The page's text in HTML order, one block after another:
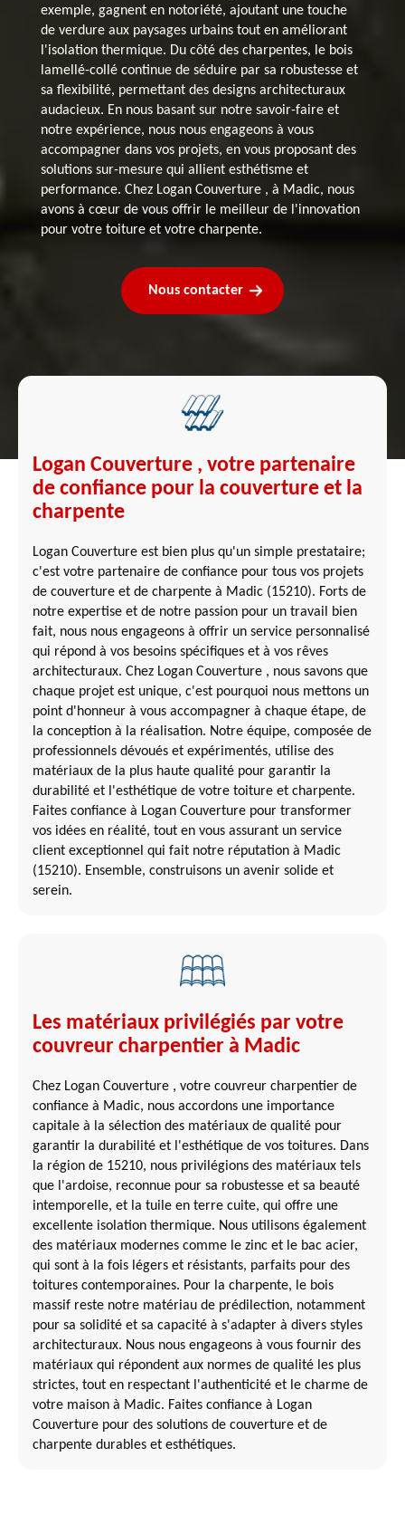
exemple, gagnent en notoriété, ajoutant une touche
de verdure aux paysages urbains tout en améliorant
l'isolation thermique. Du côté des charpentes, le bois
lamellé-collé continue de séduire par sa robustesse et
sa flexibilité, permettant des designs architecturaux
audacieux. En nous basant sur notre savoir-faire et
notre expérience, nous nous engageons à vous
accompagner dans vos projets, en vous proposant des
solutions sur-mesure qui allient esthétisme et
performance. Chez Logan Couverture , à Madic, nous
avons à cœur de vous offrir le meilleur de l'innovation
pour votre toiture et votre charpente.
Nous contacter
Logan Couverture , votre partenaire
de confiance pour la couverture et la
charpente
Logan Couverture est bien plus qu'un simple prestataire;
c'est votre partenaire de confiance pour tous vos projets
de couverture et de charpente à Madic (15210). Forts de
notre expertise et de notre passion pour un travail bien
fait, nous nous engageons à offrir un service personnalisé
qui répond à vos besoins spécifiques et à vos rêves
architecturaux. Chez Logan Couverture , nous savons que
chaque projet est unique, c'est pourquoi nous mettons un
point d'honneur à vous accompagner à chaque étape, de
la conception à la réalisation. Notre équipe, composée de
professionnels dévoués et expérimentés, utilise des
matériaux de la plus haute qualité pour garantir la
durabilité et l'esthétique de votre toiture et charpente.
Faites confiance à Logan Couverture pour transformer
vos idées en réalité, tout en vous assurant un service
client exceptionnel qui fait notre réputation à Madic
(15210). Ensemble, construisons un avenir solide et
serein.
Les matériaux privilégiés par votre
couvreur charpentier à Madic
Chez Logan Couverture , votre couvreur charpentier de
confiance à Madic, nous accordons une importance
capitale à la sélection des matériaux de qualité pour
garantir la durabilité et l'esthétique de vos toitures. Dans
la région de 15210, nous privilégions des matériaux tels
que l'ardoise, reconnue pour sa robustesse et sa beauté
intemporelle, et la tuile en terre cuite, qui offre une
excellente isolation thermique. Nous utilisons également
des matériaux modernes comme le zinc et le bac acier,
qui sont à la fois légers et résistants, parfaits pour des
toitures contemporaines. Pour la charpente, le bois
massif reste notre matériau de prédilection, notamment
pour sa solidité et sa capacité à s'adapter à divers styles
architecturaux. Nous nous engageons à vous fournir des
matériaux qui répondent aux normes de qualité les plus
strictes, tout en respectant l'authenticité et le charme de
votre maison à Madic. Faites confiance à Logan
Couverture pour des solutions de couverture et de
charpente durables et esthétiques.